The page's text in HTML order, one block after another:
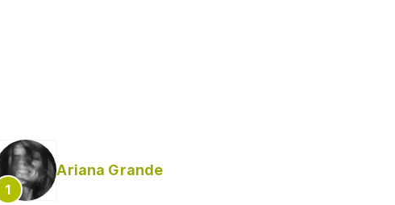
Ariana Grande